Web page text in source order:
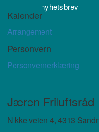
nyhetsbrev
Kalender
Arrangement
Personvern
Personvernerklæring
Jæren Friluftsråd
Nikkelveien 4, 4313